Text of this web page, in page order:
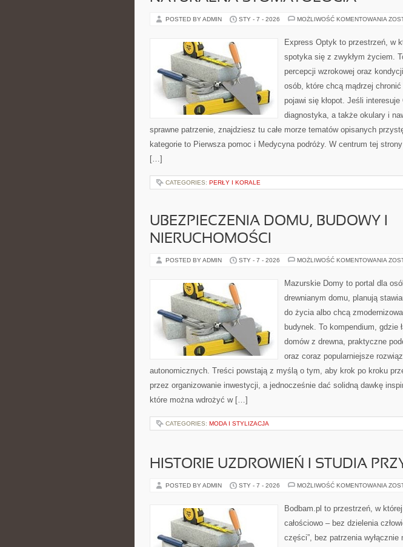
POSTED BY ADMIN STY - 7 - 2026 MOŻLIWOŚĆ KOMENTOWANIA
Express Optyk to przestrzeń, w
spotyka się z zwykłym życiem.
percepcji wzrokowej oraz
osób, które chcą mądrzej
pojawi się kłopot. Jeśli interesuje
diagnostyka, a także okulary i
sprawne patrzenie, znajdziesz tu całe morze tematów opisanych
kategorie to Pierwsza pomoc i Medycyna podróży. W centrum tej
[…]
CATEGORIES: PERŁY I KORALE
UBEZPIECZENIA DOMU, BUDOWY I
NIERUCHOMOŚCI
POSTED BY ADMIN STY - 7 - 2026 MOŻLIWOŚĆ KOMENTOWANIA
Mazurskie Domy to portal dla
drewnianym domu, planują
do życia albo chcą
budynek. To kompendium, gdzie
domów z drewna, praktyczne
oraz coraz popularniejsze
autonomicznych. Treści powstają z myślą o tym, aby krok po kroku
przez organizowanie inwestycji, a jednocześnie dać solidną dawkę
które można wdrożyć w […]
CATEGORIES: MODA I STYLIZACJA
HISTORIE UZDROWIEŃ I STUDIA
POSTED BY ADMIN STY - 7 - 2026 MOŻLIWOŚĆ KOMENTOWANIA
Bodbam.pl to przestrzeń, w
całościowo – bez dzielenia
części”, bez patrzenia wyłącznie